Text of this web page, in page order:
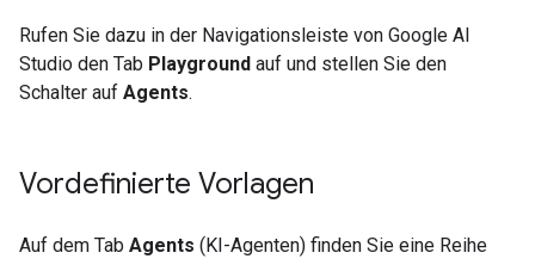
Rufen Sie dazu in der Navigationsleiste von Google AI
Studio den Tab Playground auf und stellen Sie den
Schalter auf Agents.
Vordefinierte Vorlagen
Auf dem Tab Agents (KI-Agenten) finden Sie eine Reihe